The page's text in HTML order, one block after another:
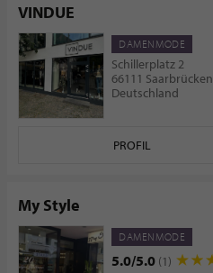
VINDUE
DAMENMODE
Schillerplatz 2
66111 Saarbrücken
Deutschland
PROFIL
My Style
DAMENMODE
5.0/5.0 (1)